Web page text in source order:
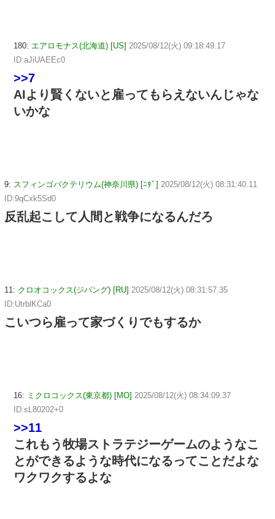
180: エアロモナス(北海道) [US] 2025/08/12(火) 09:18:49.17
ID:aJiUAEEc0
>>7
AIより賢くないと雇ってもらえないんじゃな
いかな
9: スフィンゴバクテリウム(神奈川県) [ﾆﾀﾞ] 2025/08/12(火) 08:31:40.11
ID:9qCxk5Sd0
反乱起こして人間と戦争になるんだろ
11: クロオコックス(ジパング) [RU] 2025/08/12(火) 08:31:57.35
ID:UtrblKCa0
こいつら雇って家づくりでもするか
16: ミクロコックス(東京都) [MO] 2025/08/12(火) 08:34:09.37
ID:sL80202+0
>>11
これもう牧場ストラテジーゲームのようなこ
とができるような時代になるってことだよな
ワクワクするよな